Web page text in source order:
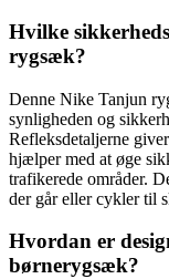
Hvilke
rygsæk?
Denne Nike Tanjun
synligheden og
Refleksdetaljerne
hjælper med at øge
trafikerede områder.
der går eller cykler til
Hvordan er
børnerygsæk?